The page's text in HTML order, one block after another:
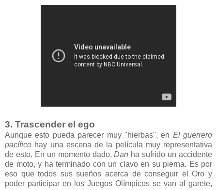
3. Trascender el ego
Aunque esto pueda parecer muy "hierbas", en El guerrero
pacífico hay una escena de la película muy representativa
de esto. En un momento dado,Dan ha sufrido un accidente
de moto, y ha terminado con un clavo en su pierna. Es por
eso que todos sus sueños acerca de conseguir el Oro y
poder participar en los Juegos Olímpicos se van al garete,